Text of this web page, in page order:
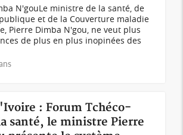
N'gouLe ministre de la santé, de
et de la Couverture maladie
Pierre Dimba N'gou, ne veut plus
de plus en plus inopinées des
: Forum Tchéco-
santé, le ministre Pierre